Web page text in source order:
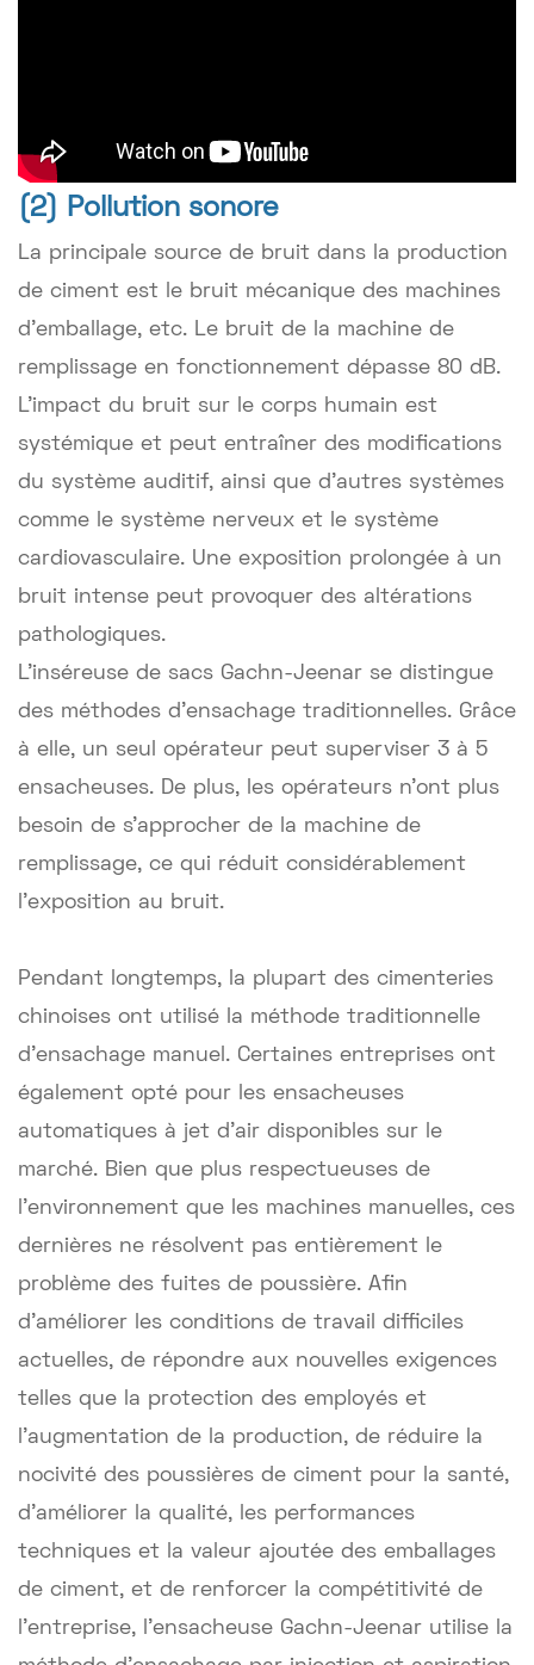
(2) Pollution sonore
La principale source de bruit dans la production
de ciment est le bruit mécanique des machines
d'emballage, etc. Le bruit de la machine de
remplissage en fonctionnement dépasse 80 dB.
L'impact du bruit sur le corps humain est
systémique et peut entraîner des modifications
du système auditif, ainsi que d'autres systèmes
comme le système nerveux et le système
cardiovasculaire. Une exposition prolongée à un
bruit intense peut provoquer des altérations
pathologiques.
L'inséreuse de sacs Gachn-Jeenar se distingue
des méthodes d'ensachage traditionnelles. Grâce
à elle, un seul opérateur peut superviser 3 à 5
ensacheuses. De plus, les opérateurs n'ont plus
besoin de s'approcher de la machine de
remplissage, ce qui réduit considérablement
l'exposition au bruit.
Pendant longtemps, la plupart des cimenteries
chinoises ont utilisé la méthode traditionnelle
d'ensachage manuel. Certaines entreprises ont
également opté pour les ensacheuses
automatiques à jet d'air disponibles sur le
marché. Bien que plus respectueuses de
l'environnement que les machines manuelles, ces
dernières ne résolvent pas entièrement le
problème des fuites de poussière. Afin
d'améliorer les conditions de travail difficiles
actuelles, de répondre aux nouvelles exigences
telles que la protection des employés et
l'augmentation de la production, de réduire la
nocivité des poussières de ciment pour la santé,
d'améliorer la qualité, les performances
techniques et la valeur ajoutée des emballages
de ciment, et de renforcer la compétitivité de
l'entreprise, l'ensacheuse Gachn-Jeenar utilise la